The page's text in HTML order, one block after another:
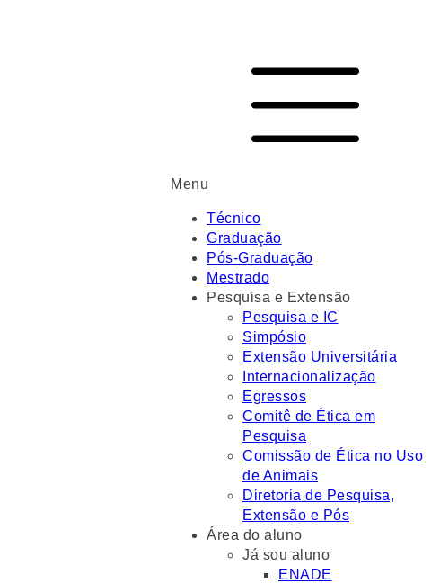
Menu
Técnico
Graduação
Pós-Graduação
Mestrado
Pesquisa e Extensão
Pesquisa e IC
Simpósio
Extensão Universitária
Internacionalização
Egressos
Comitê de Ética em
Pesquisa
Comissão de Ética no Uso
de Animais
Diretoria de Pesquisa,
Extensão e Pós
Área do aluno
Já sou aluno
ENADE